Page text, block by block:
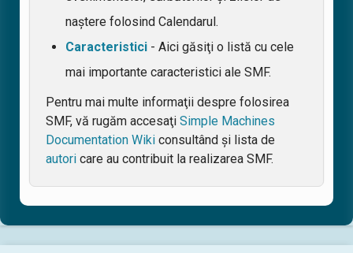
naştere folosind Calendarul.
Caracteristici - Aici găsiţi o listă cu cele
mai importante caracteristici ale SMF.
Pentru mai multe informaţii despre folosirea
SMF, vă rugăm accesaţi Simple Machines
Documentation Wiki consultând şi lista de
autori care au contribuit la realizarea SMF.